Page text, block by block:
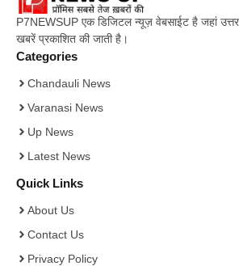
P7NEWSUP एक डिजिटल न्यूज़ वेबसाईट है जहां
खबरें प्रकाशित की जाती है।
Categories
Chandauli News
Varanasi News
Up News
Latest News
Quick Links
About Us
Contact Us
Privacy Policy